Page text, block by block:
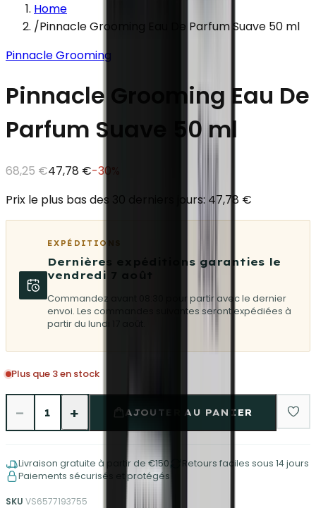
Home
/Pinnacle Grooming Eau De Parfum Suave 50 ml
Pinnacle Grooming
Pinnacle Grooming Eau De
Parfum Suave 50 ml
68,25 €47,78 €-30
Prix le plus bas des 30 derniers jours: 47,78 €
EXPÉDITIONS
Dernières expéditions garanties le
vendredi 7 août
Commandez avant 08:30 pour partir avec le dernier
envoi. Les commandes suivantes seront expédiées à
partir du lundi 17 août.
Plus que 3 en stock
− 1 + AJOUTER AU PANIER
Livraison gratuite à partir de €150
Retours faciles sous 14 jours
Paiements sécurisés et protégés
SKU VS6577193755